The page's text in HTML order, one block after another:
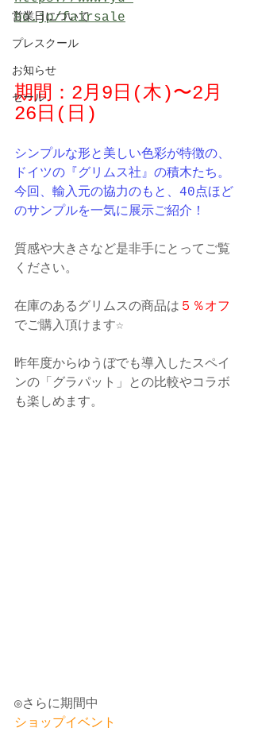
営業日について
プレスクール
お知らせ
セール
bo.jp/fairsale
期間：2月9日(木)〜2月
26日(日)
シンプルな形と美しい色彩が特徴の、
ドイツの『グリムス社』の積木たち。
今回、輸入元の協力のもと、40点ほど
のサンプルを一気に展示ご紹介！
質感や大きさなど是非手にとってご覧
ください。
在庫のあるグリムスの商品は ５％オフ
でご購入頂けます☆
昨年度からゆうぼでも導入したスペイ
ンの「グラパット」との比較やコラボ
も楽しめます。
◎さらに期間中
ショップイベント